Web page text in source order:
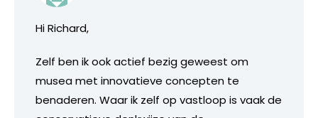
Hi Richard,
Zelf ben ik ook actief bezig geweest om
musea met innovatieve concepten te
benaderen. Waar ik zelf op vastloop is vaak de